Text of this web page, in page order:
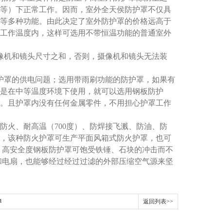
）下正常工作。因而，室外全天侯防护罩不仅具
多种功能。由此决定了室外防护罩的价格远高于
作温度内，这样可选用不带恒温功能的普通室外
和镜头尺寸之和，否则，摄像机和镜头无法装
的供电问题；选用带雨刷功能的防护罩，如果有
在中等温度环境下使用，就可以选用钢板防护
且护罩内没有任何金属零件，不用担心护罩工作
、耐高温（700度）、防焊接飞溅、防油、防
该种防火护罩可生产平面风箱式防火护罩，也可
安全度钢板防护罩可饱受铁锤、石块的冲击而不
扇，也能够经过经过过滤的外部压缩空气源来坚
返回列表>>